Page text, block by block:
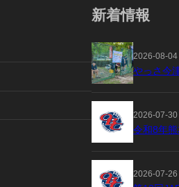
新着情報
2026-08-04
やっさ今
2026-07-30
令和8年
2026-07-26